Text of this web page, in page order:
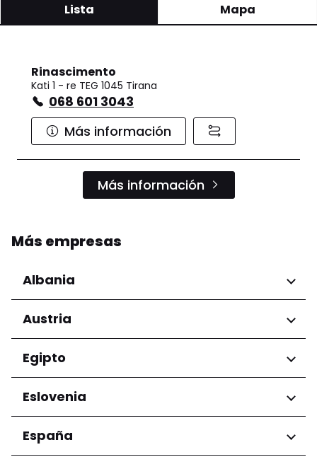
Lista Mapa
Rinascimento
Kati 1 - re TEG 1045 Tirana
068 601 3043
Más información
Más información
Más empresas
Albania
Regiones
Condado de Tirana
Austria
Regiones
Niederösterreich
Salzburg
Wien
Egipto
Regiones
Gobernación de El Cairo
Eslovenia
Regiones
Ljubljana
España